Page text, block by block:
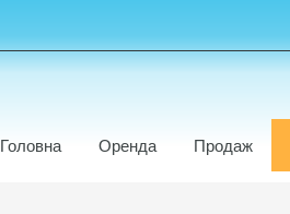
Головна Оренда Продаж